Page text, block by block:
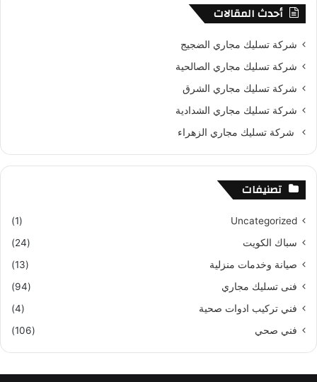
أحدث المقالات
شركة تسليك مجاري الضجيج
شركة تسليك مجاري الصالحية
شركة تسليك مجاري الشرق
شركة تسليك مجاري الشدادية
شركة تسليك مجاري الزهراء
تصنيفات
Uncategorized
(1)
سباك الكويت
(24)
صيانة وخدمات منزلية
(13)
فنى تسليك مجاري
(94)
فني تركيب ادوات صحية
(4)
فني صحي
(106)